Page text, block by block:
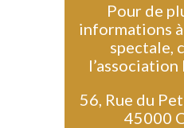
Pour de
informations
spectale,
56, Rue du
45000